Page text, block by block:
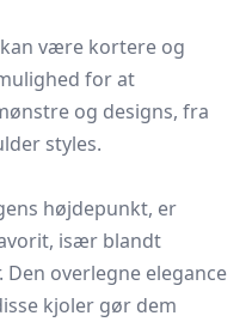
være kortere og
for at
og designs, fra
styles.
højdepunkt, er
især blandt
overlegne elegance
kjoler gør dem